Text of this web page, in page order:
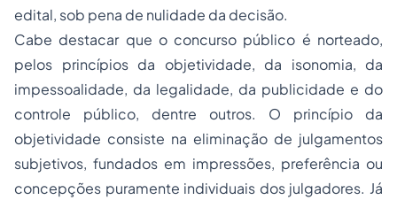
edital, sob pena de nulidade da decisão.
Cabe destacar que o concurso público é norteado,
pelos princípios da objetividade, da isonomia, da
impessoalidade, da legalidade, da publicidade e do
controle público, dentre outros. O princípio da
objetividade consiste na eliminação de julgamentos
subjetivos, fundados em impressões, preferência ou
concepções puramente individuais dos julgadores. Já